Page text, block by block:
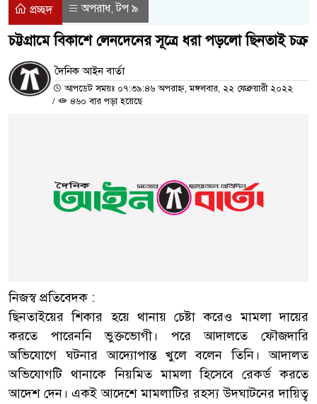
প্রচ্ছদ অপরাধ,টপ ৯
চট্টগ্রামে বিকাশে লেনদেনের সূত্রে ধরা পড়লো ছিনতাই চক্র
দৈনিক আইন বার্তা
আপডেট সময়ঃ ০৭:৩৯:৪৬ অপরাহ্ন, মঙ্গলবার, ২২ ফেব্রুয়ারী ২০২২
/
৪৬০ বার পড়া হয়েছে
নিজস্ব প্রতিবেদক :
ছিনতাইয়ের শিকার হয়ে থানায় চেষ্টা করেও মামলা দায়ের
করতে পারেননি ভুক্তভোগী। পরে আদালতে ফৌজদারি
অভিযোগে ঘটনার আদ্যোপান্ত খুলে বলেন তিনি। আদালত
অভিযোগটি থানাকে নিয়মিত মামলা হিসেবে রেকর্ড করতে
আদেশ দেন। একই আদেশে মামলাটির রহস্য উদঘাটনের দায়িত্ব